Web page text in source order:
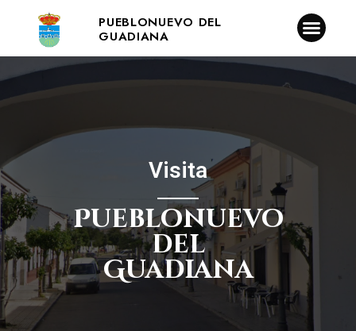
PUEBLONUEVO DEL
GUADIANA
Visita
Pueblonuevo
del
Guadiana